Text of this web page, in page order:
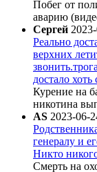
Побег от
аварию
Сергей
Реально
верхних
достало
Курение на
никотина
AS 2023-06-
генералу и
Никто
Смерть на